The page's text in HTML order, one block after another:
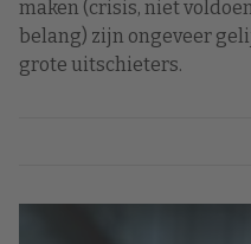
maken (crisis, niet
belang) zijn ongeveer
grote uitschieters.